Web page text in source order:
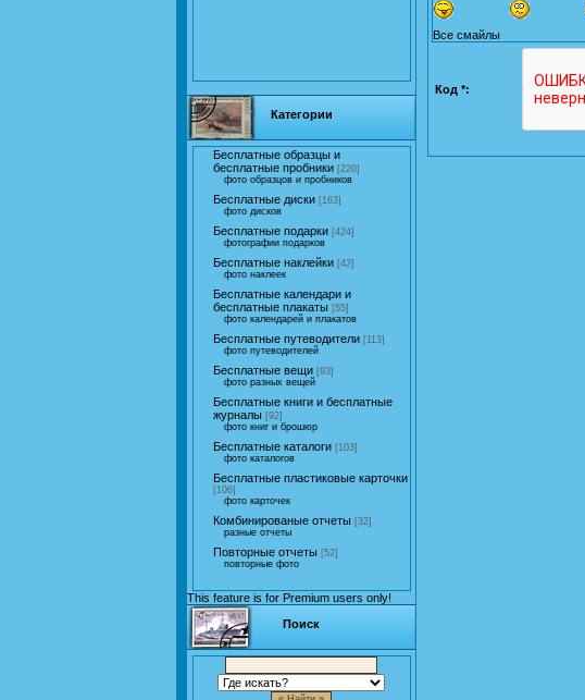
Категории
Бесплатные образцы и
бесплатные пробники [220]
фото образцов и пробников
Бесплатные диски [163]
фото дисков
Бесплатные подарки [424]
фотографии подарков
Бесплатные наклейки [42]
фото наклеек
Бесплатные календари и
бесплатные плакаты [55]
фото календарей и плакатов
Бесплатные путеводители [113]
фото путеводителей
Бесплатные вещи [93]
фото разных вещей
Бесплатные книги и бесплатные
журналы [92]
фото книг и брошюр
Бесплатные каталоги [103]
фото каталогов
Бесплатные пластиковые карточки
[106]
фото карточек
Комбинированые отчеты [32]
разные отчеты
Повторные отчеты [52]
повторные фото
This feature is for Premium users only!
Поиск
Все смайлы
Код *: